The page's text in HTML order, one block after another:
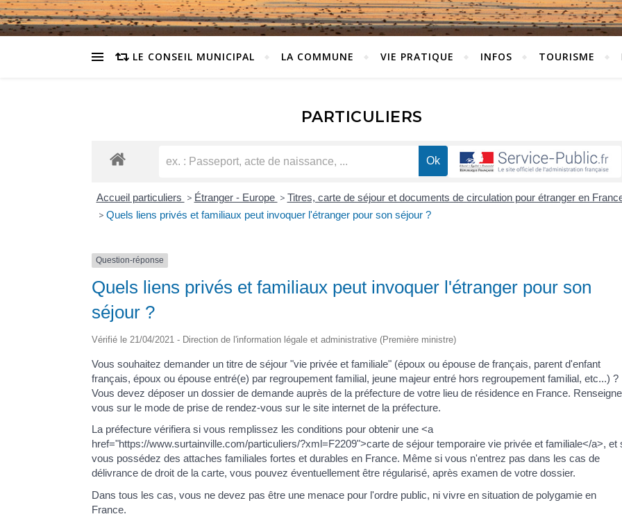
LE CONSEIL MUNICIPAL LA COMMUNE VIE PRATIQUE INFOS TOURISME
PARTICULIERS
Accueil particuliers > Étranger - Europe > Titres, carte de séjour et documents de circulation pour étranger en
> Quels liens privés et familiaux peut invoquer l'étranger pour son séjour ?
Question-réponse
Quels liens privés et familiaux peut invoquer l'étranger pour son
séjour ?
Vérifié le 21/04/2021 - Direction de l'information légale et administrative (Première ministre)
Vous souhaitez demander un titre de séjour "vie privée et familiale" (époux ou épouse de français, parent d'enfant
français, époux ou épouse entré(e) par regroupement familial, jeune majeur entré hors regroupement familial, etc...) ?
Vous devez déposer un dossier de demande auprès de la préfecture de votre lieu de résidence en France.
vous sur le mode de prise de rendez-vous sur le site internet de la préfecture.
La préfecture vérifiera si vous remplissez les conditions pour obtenir une <a
href="https://www.surtainville.com/particuliers/?xml=F2209">carte de séjour temporaire vie privée et familiale</a>, et
vous possédez des attaches familiales fortes et durables en France. Même si vous n'entrez pas dans les cas de
délivrance de droit de la carte, vous pouvez éventuellement être régularisé, après examen de votre dossier.
Dans tous les cas, vous ne devez pas être une menace pour l'ordre public, ni vivre en situation de polygamie en
France.